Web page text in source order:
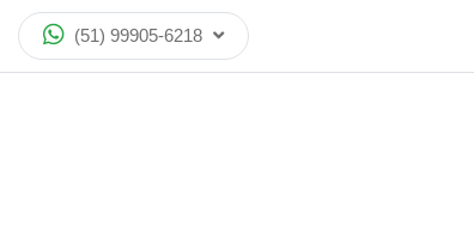
(51) 99905-6218